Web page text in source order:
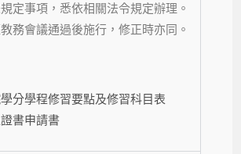
定事項，悉依相關法令規定辦理。
務會議通過後施行，修正時亦同。
分學程修習要點及修習科目表
書申請書